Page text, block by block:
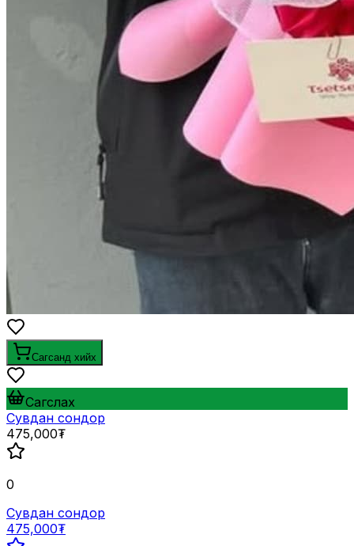
Сагсанд хийх
Сагслах
Сувдан сондор
475,000₮
0
Сувдан сондор
475,000₮